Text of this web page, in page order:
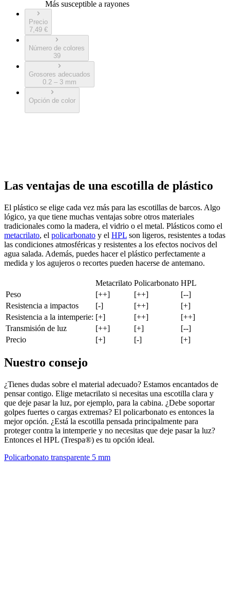
Más susceptible a rayones
Precio
7,49 €
Número de colores
39
Grosores adecuados
0.2 – 3 mm
Opción de color
Las ventajas de una escotilla de plástico
El plástico se elige cada vez más para las escotillas de barcos. Algo
lógico, ya que tiene muchas ventajas sobre otros materiales
tradicionales como la madera, el vidrio o el metal. Plásticos como el
metacrilato, el policarbonato y el HPL son ligeros, resistentes a todas
las condiciones atmosféricas y resistentes a los efectos nocivos del
agua salada. Además, puedes hacer el plástico perfectamente a
medida y los agujeros o recortes pueden hacerse de antemano.
Metacrilato Policarbonato HPL
Peso
[++] [++]
[--]
Resistencia a impactos
[-] [++]
[+]
Resistencia a la intemperie: [+] [++]
[++]
Transmisión de luz
[++] [+]
[--]
Precio
[+] [-] [+]
Nuestro consejo
¿Tienes dudas sobre el material adecuado? Estamos encantados de
pensar contigo. Elige metacrilato si necesitas una escotilla clara y
que deje pasar la luz, por ejemplo, para la cabina. ¿Debe soportar
golpes fuertes o cargas extremas? El policarbonato es entonces la
mejor opción. ¿Está la escotilla pensada principalmente para
proteger contra la intemperie y no necesitas que deje pasar la luz?
Entonces el HPL (Trespa®) es tu opción ideal.
Policarbonato transparente 5 mm